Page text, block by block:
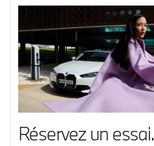
Réservez un essai.